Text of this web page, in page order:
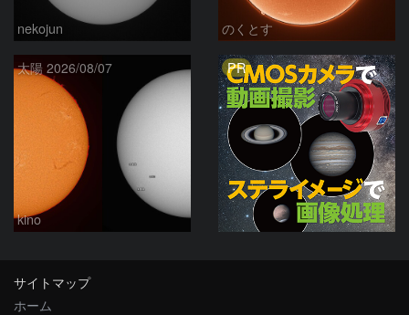
nekojun のくとす
太陽 2026/08/07
kino
PR
サイトマップ
ホーム